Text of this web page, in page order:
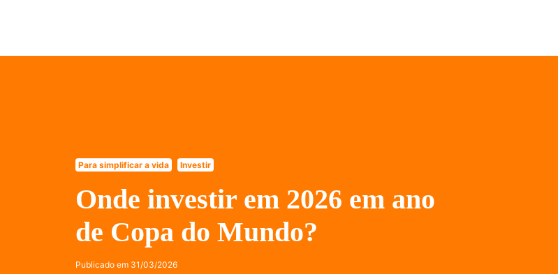
Para simplificar a vida Investir
Onde investir em 2026 em ano
de Copa do Mundo?
Publicado em 31/03/2026